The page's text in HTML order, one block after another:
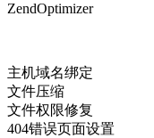
ZendOptimizer
主机域名绑定
文件压缩
文件权限修复
404错误页面设置